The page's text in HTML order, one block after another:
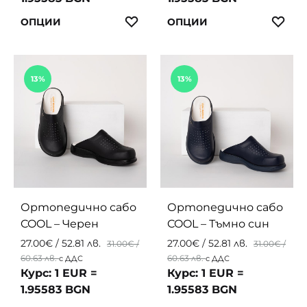
ОПЦИИ
This
has
The
options
be
chosen
on
the
ЛЮБИМИОПЦИИ
This
has
be
chosen
on
the
13%
Ортопедично сабо
COOL – Черен
27.00€ / 52.81 лв. 31.00€/
60.63 лв.с ДДС
Курс: 1 EUR =
1.95583 BGN
13%
Ортопедично сабо
COOL – Тъмно син
27.00€ / 52.81 лв. 31.00€/
60.63 лв.с ДДС
Курс: 1 EUR =
1.95583 BGN